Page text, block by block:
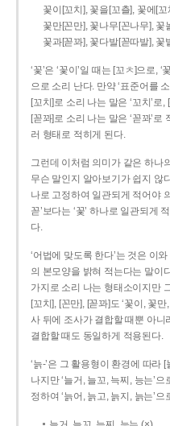
꽃이[꼬치], 꽃을[꼬츨], 꽃에[꼬
꽃만[꼰만], 꽃나무[꼰나무], 꽃
꽃과[꼳꽈], 꽃다발[꼳따발], 꽃
‘꽃’은 ‘꽃이’일 때는 [꼬ㅊ]으로,
으로 소리 난다. 만약 ‘표준어를
[꼬치]로 소리 나는 말은 ‘꼬치’로
[꼳꽈]로 소리 나는 말은 ‘꼳꽈’로
러 형태로 적히게 된다.
그런데 이처럼 의미가 같은 하나
무슨 말인지 알아보기가 쉽지 않
나로 고정하여 일관되게 적어야
꼳’보다는 ‘꽃’ 하나로 일관되게
다.
‘어법에 맞도록 한다’는 것은 이
의 본모양을 밝혀 적는다는 말이
가지로 소리 나는 형태소이지만
[꼬치], [꼰만], [꼳꽈]도 ‘꽃이, 꽃
사 뒤에 조사가 결합할 때뿐 아니
결합할 때도 동일하게 적용된다.
‘늙-’은 그 활용형이 환경에 따라
나지만 ‘늘거, 늘꼬, 늑찌, 능는’
정하여 ‘늙어, 늙고, 늙지, 늙는’으